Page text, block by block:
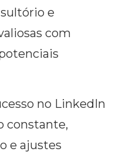
e
com
no LinkedIn
constante,
e ajustes